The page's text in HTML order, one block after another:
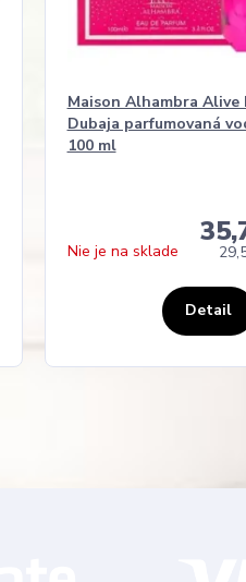
Maison Alhambra Alive
Dubaja parfumovaná
100 ml
Nie je na sklade
Detail